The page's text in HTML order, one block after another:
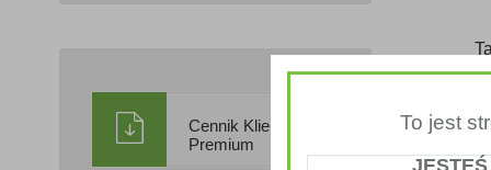
Cennik Klienta
Premium
To jest